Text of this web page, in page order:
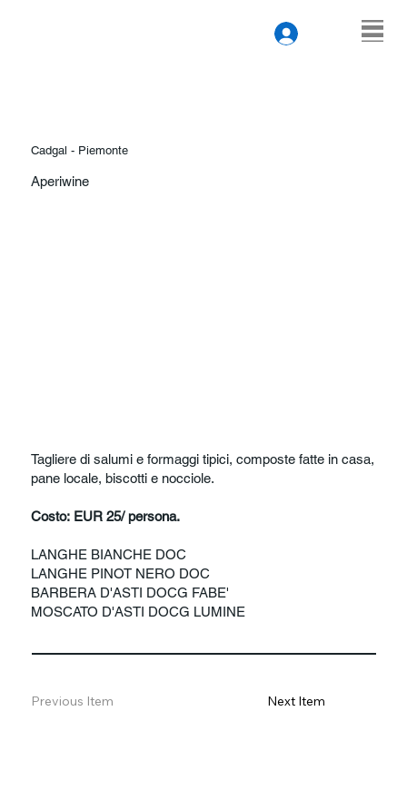
Cadgal - Piemonte
Aperiwine
Tagliere di salumi e formaggi tipici, composte fatte in casa,
pane locale, biscotti e nocciole.
Costo: EUR 25/ persona.
LANGHE BIANCHE DOC
LANGHE PINOT NERO DOC
BARBERA D'ASTI DOCG FABE'
MOSCATO D'ASTI DOCG LUMINE
Previous Item Next Item